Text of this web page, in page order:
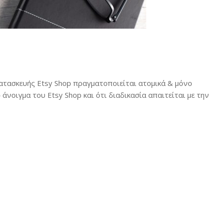
Etsy Shop πραγματοποιείται ατομικά & μόνο
του Etsy Shop και ότι διαδικασία απαιτείται με την